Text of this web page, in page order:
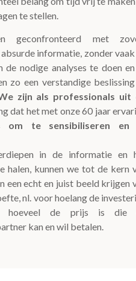
te stellen.
geconfronteerd met
informatie, zonder vaak
de nodige analyses te doen
zo een verstandige
zijn als professionals uit
dat het met onze 60 jaar
om te sensibiliseren en
in de informatie en
halen, kunnen we tot de kern
een echt en juist beeld krijgen
nl. voor hoelang de
hoeveel de prijs is die
kan en wil betalen.